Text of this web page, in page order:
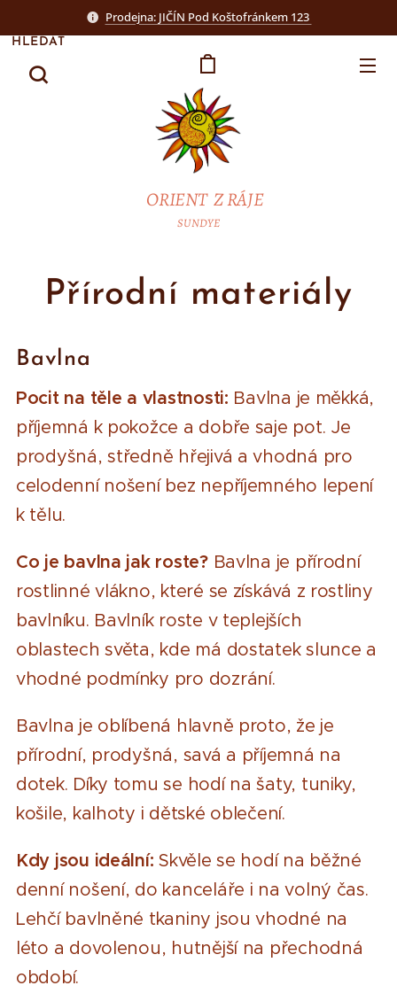
Prodejna: JIČÍN Pod Koštofránkem 123
ORIENT Z RÁJE
SUNDYE
HLEDAT
Přírodní materiály
Bavlna
Pocit na těle a vlastnosti: Bavlna je měkká,
příjemná k pokožce a dobře saje pot. Je
prodyšná, středně hřejivá a vhodná pro
celodenní nošení bez nepříjemného lepení
k tělu.
Co je bavlna jak roste? Bavlna je přírodní
rostlinné vlákno, které se získává z rostliny
bavlníku. Bavlník roste v teplejších
oblastech světa, kde má dostatek slunce a
vhodné podmínky pro dozrání.
Bavlna je oblíbená hlavně proto, že je
přírodní, prodyšná, savá a příjemná na
dotek. Díky tomu se hodí na šaty, tuniky,
košile, kalhoty i dětské oblečení.
Kdy jsou ideální: Skvěle se hodí na běžné
denní nošení, do kanceláře i na volný čas.
Lehčí bavlněné tkaniny jsou vhodné na
léto a dovolenou, hutnější na přechodná
období.